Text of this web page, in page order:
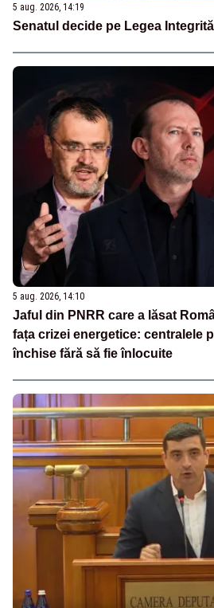
5 aug. 2026, 14:19
Senatul decide pe Legea
5 aug. 2026, 14:10
Jaful din PNRR care a lăsat
fața crizei energetice: centralele
închise fără să fie înlocuite